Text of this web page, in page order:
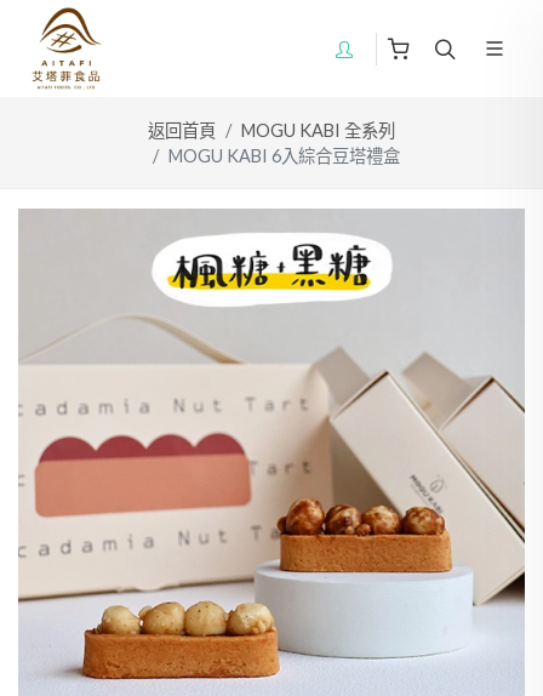
返回首頁
MOGU KABI 全系列
MOGU KABI 6入綜合豆塔禮盒